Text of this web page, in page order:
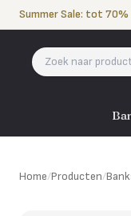
Naar de inhoud
Summer Sale: tot
Home/Producten/